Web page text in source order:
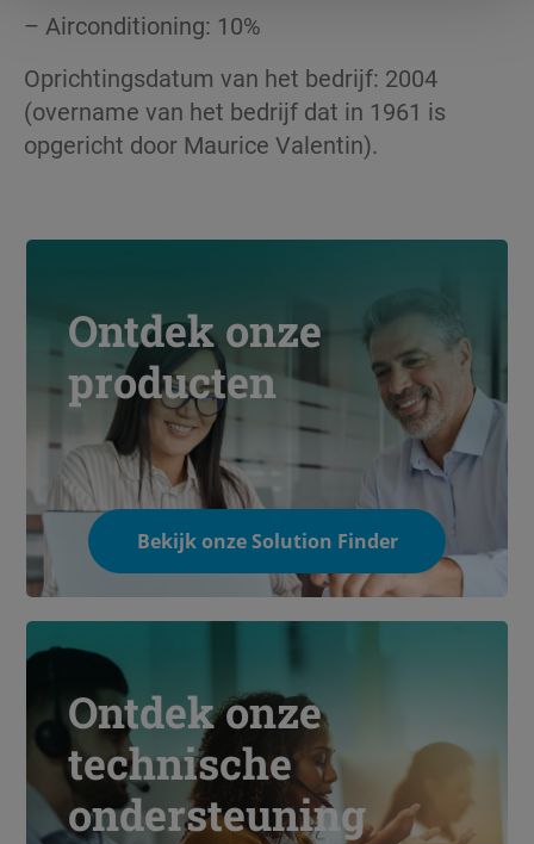
– Airconditioning: 10%
Oprichtingsdatum van het bedrijf: 2004
(overname van het bedrijf dat in 1961 is
opgericht door Maurice Valentin).
Ontdek onze
producten
Bekijk onze Solution Finder
Ontdek onze
technische
ondersteuning